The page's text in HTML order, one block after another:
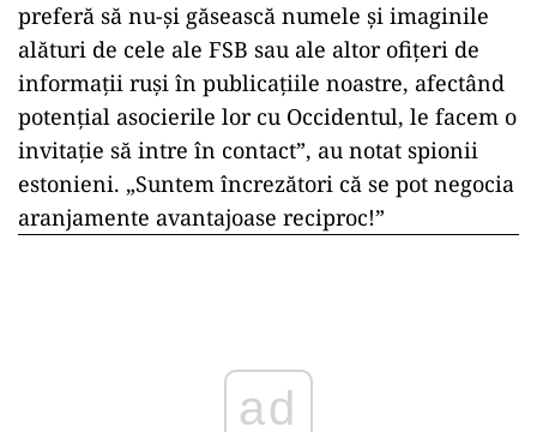
preferă să nu-și găsească numele și imaginile
alături de cele ale FSB sau ale altor ofițeri de
informații ruși în publicațiile noastre, afectând
potențial asocierile lor cu Occidentul, le facem o
invitație să intre în contact”, au notat spionii
estonieni. „Suntem încrezători că se pot negocia
aranjamente avantajoase reciproc!”
ad